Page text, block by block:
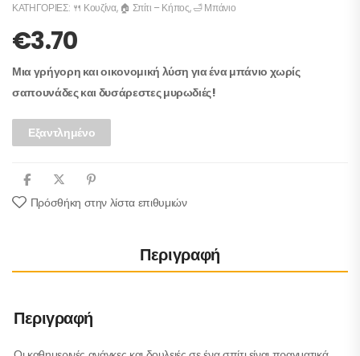
ΚΑΤΗΓΟΡΊΕΣ: 🍴 Κουζίνα, 🏠 Σπίτι – Κήπος,🛁 Μπάνιο
€3.70
Μια γρήγορη και οικονομική λύση για ένα μπάνιο χωρίς
σαπουνάδες και δυσάρεστες μυρωδιές!
Εξαντλημένο
Πρόσθήκη στην λίστα επιθυμιών
Περιγραφή
Περιγραφή